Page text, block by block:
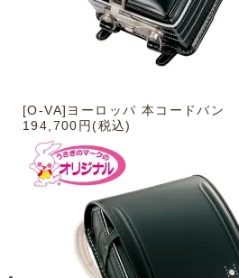
[O-VA]ヨーロッパ 本コードバン
194,700円(税込)